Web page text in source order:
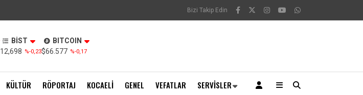
Bizi Takip Edin
BİST
12,698 %-0,23
BITCOIN
$66.577 %-0,17
KÜLTÜR RÖPORTAJ KOCAELI GENEL VEFATLAR SERVISLER